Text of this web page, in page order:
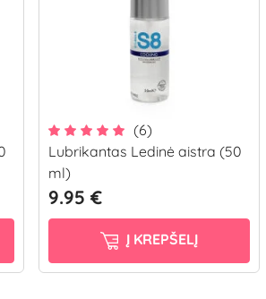
(6)
Lubrikantas Ledinė aistra (50
ml)
9.95 €
Į KREPŠELĮ